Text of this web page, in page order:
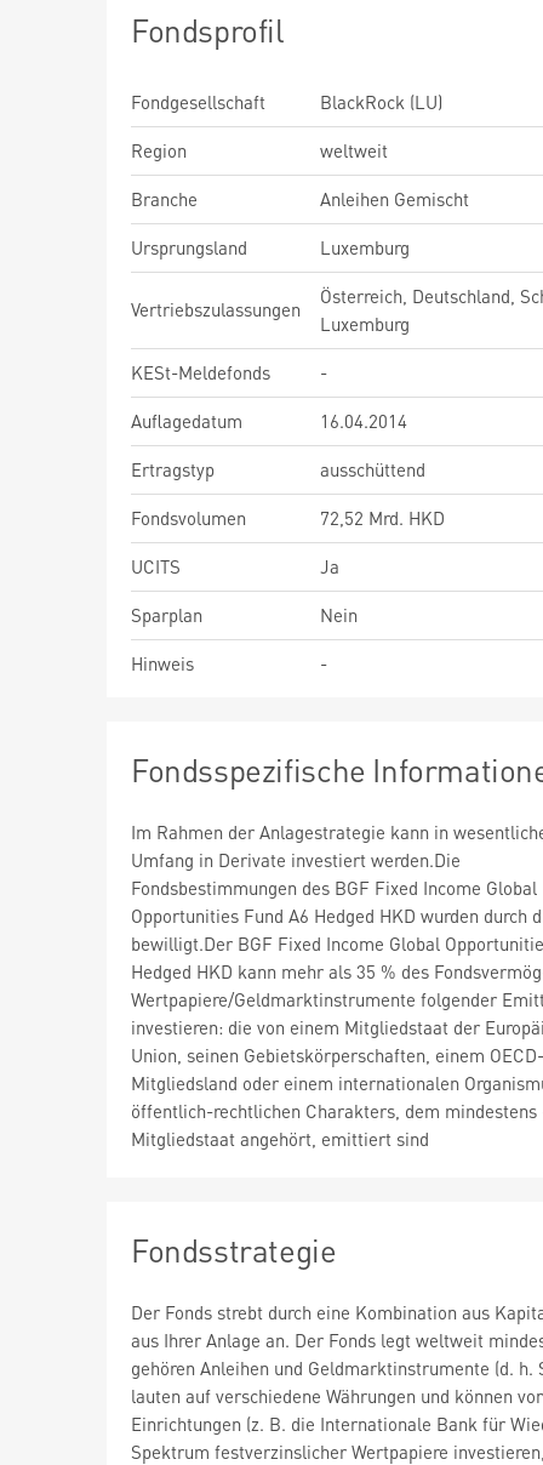
Fondsprofil
Fondgesellschaft
BlackRock (LU)
Region
weltweit
Branche
Anleihen Gemischt
Ursprungsland
Luxemburg
Vertriebszulassungen
Österreich, Deutschland,
Luxemburg
KESt-Meldefonds
-
Auflagedatum
16.04.2014
Ertragstyp
ausschüttend
Fondsvolumen
72,52 Mrd. HKD
UCITS
Ja
Sparplan
Nein
Hinweis
-
Fondsspezifische
Im Rahmen der Anlagestrategie kann in
Umfang in Derivate investiert werden.Die
Fondsbestimmungen des BGF Fixed Income Global
Opportunities Fund A6 Hedged HKD wurden durch
bewilligt.Der BGF Fixed Income Global
Hedged HKD kann mehr als 35 % des
Wertpapiere/Geldmarktinstrumente folgender
investieren: die von einem Mitgliedstaat der
Union, seinen Gebietskörperschaften, einem OECD-
Mitgliedsland oder einem internationalen
öffentlich-rechtlichen Charakters, dem mindestens
Mitgliedstaat angehört, emittiert sind
Fondsstrategie
Der Fonds strebt durch eine Kombination aus
aus Ihrer Anlage an. Der Fonds legt weltweit
gehören Anleihen und Geldmarktinstrumente (d.
lauten auf verschiedene Währungen und können
Einrichtungen (z. B. die Internationale Bank für
Spektrum festverzinslicher Wertpapiere